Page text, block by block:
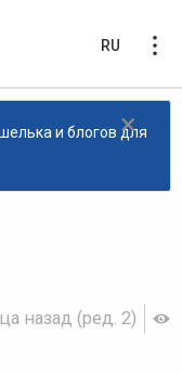
RU
×
и блогов для
назад (ред. 2)